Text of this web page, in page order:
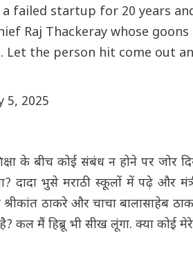
failed startup for 20 years
Raj Thackeray whose
Let the person hit come out
5, 2025
के बीच कोई संबंध न होने पर जोर
दादा भुसे मराठी स्कूलों में पढ़े और
श्रीकांत ठाकरे और चाचा बालासाहेब
कल मैं हिब्रू भी सीख लूंगा. क्या कोई मेरे